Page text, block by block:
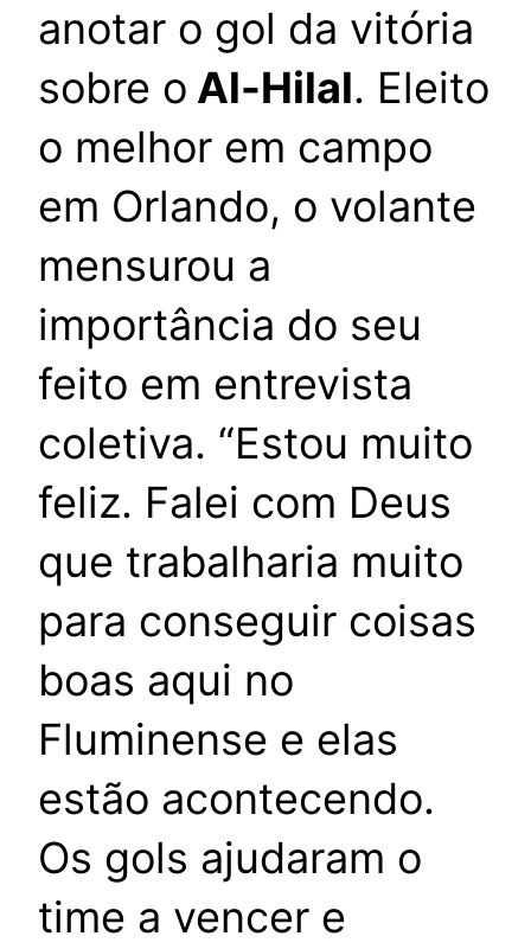
anotar o gol da vitória
sobre o Al-Hilal. Eleito
o melhor em campo
em Orlando, o volante
mensurou a
importância do seu
feito em entrevista
coletiva. “Estou muito
feliz. Falei com Deus
que trabalharia muito
para conseguir coisas
boas aqui no
Fluminense e elas
estão acontecendo.
Os gols ajudaram o
time a vencer e